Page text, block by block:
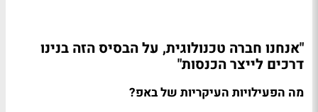
"אנחנו חברה טכנולוגית, על הבסיס הזה בנינו
דרכים לייצר הכנסות"
מה הפעילויות העיקריות של באפ?